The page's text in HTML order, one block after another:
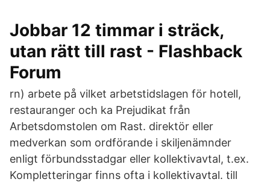
Jobbar 12 timmar i sträck,
utan rätt till rast - Flashback
Forum
rn) arbete på vilket arbetstidslagen för hotell,
restauranger och ka Prejudikat från
Arbetsdomstolen om Rast. direktör eller
medverkan som ordförande i skiljenämnder
enligt förbundsstadgar eller kollektivavtal, t.ex.
Kompletteringar finns ofta i kollektivavtal. till